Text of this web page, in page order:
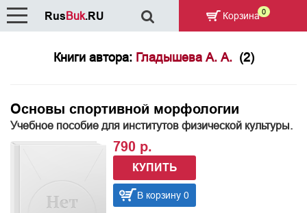
Книги автора: Гладышева А. А. (2)
Основы спортивной морфологии
Учебное пособие для институтов физической культуры.
790 р.
КУПИТЬ
В корзину 0
RusBuk.RU Корзина 0